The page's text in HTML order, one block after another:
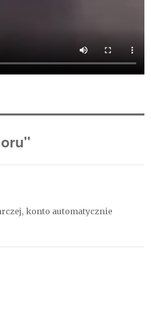
konto automatycznie